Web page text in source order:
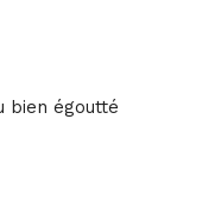
bien égoutté